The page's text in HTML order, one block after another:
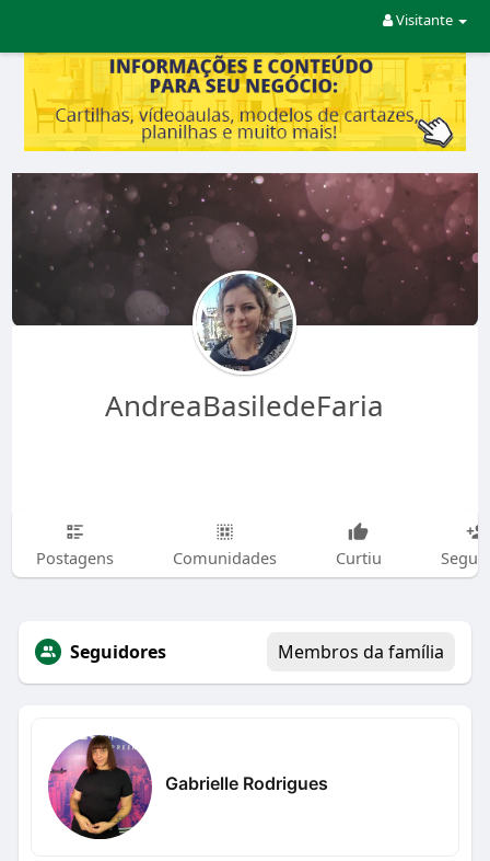
Visitante
AndreaBasiledeFaria
Postagens Comunidades Curtiu
Seguidores Membros da família
Gabrielle Rodrigues